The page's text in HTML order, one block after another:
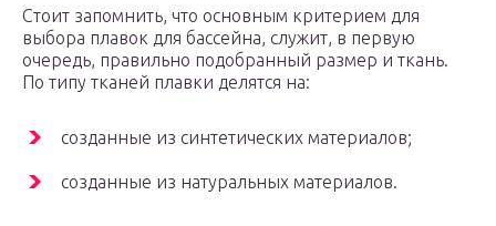
Стоит запомнить, что основным критерием для
выбора плавок для бассейна, служит, в первую
очередь, правильно подобранный размер и ткань.
По типу тканей плавки делятся на:
созданные из синтетических материалов;
созданные из натуральных материалов.